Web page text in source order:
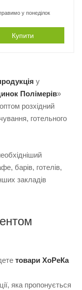
у понеділок
Купити
у
Полімерів»
розхідний
готельного
барів, готелів,
закладів
товари ХоРеКа
яка пропонується